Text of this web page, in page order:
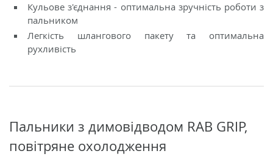
Кульове з'єднання - оптимальна зручність роботи з
пальником
Легкість шлангового пакету та оптимальна
рухливість
Пальники з димовідводом RAB GRIP,
повітряне охолодження